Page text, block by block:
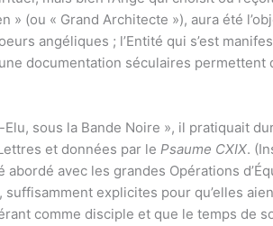
» (ou « Grand Architecte »), aura été
angéliques ; l’Entité qui s’est
documentation séculaires permettent
sous la Bande Noire », il pratiquait
et données par lePsaume CXIX.
avec les grandes Opérations
explicites pour qu’elles
comme disciple et que le temps de